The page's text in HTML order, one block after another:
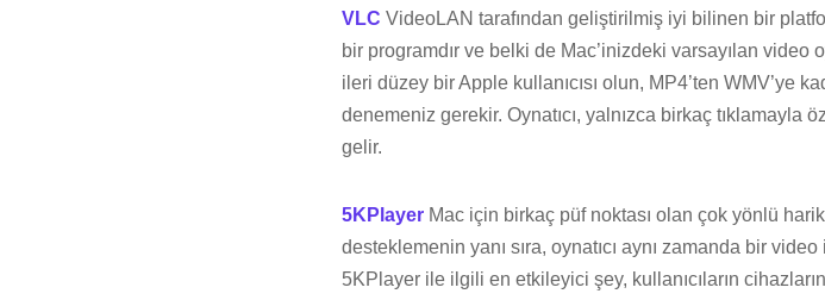
VLC VideoLAN tarafından geliştirilmiş iyi bilinen bir
bir programdır ve belki de Mac’inizdeki varsayılan video
ileri düzey bir Apple kullanıcısı olun, MP4’ten WMV’ye
denemeniz gerekir. Oynatıcı, yalnızca birkaç tıklamayla
gelir.
5KPlayer Mac için birkaç püf noktası olan çok yönlü
desteklemenin yanı sıra, oynatıcı aynı zamanda bir
5KPlayer ile ilgili en etkileyici şey, kullanıcıların